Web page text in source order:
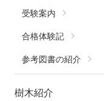
受験案内
合格体験記
参考図書の紹介
樹木紹介